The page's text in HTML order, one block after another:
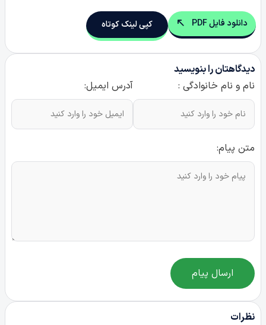
دانلود فایل PDF کپی لینک کوتاه
دیدگاهتان را بنویسید
نام و نام خانوادگی :
آدرس ایمیل:
متن پیام:
ارسال پیام
نظرات